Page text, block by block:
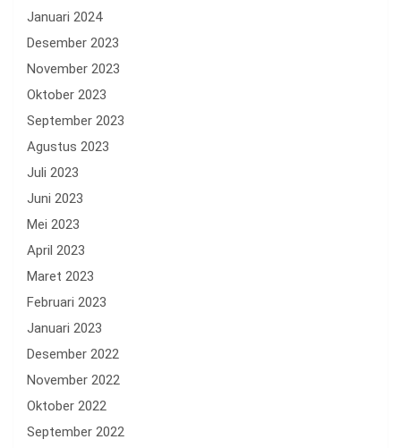
Januari 2024
Desember 2023
November 2023
Oktober 2023
September 2023
Agustus 2023
Juli 2023
Juni 2023
Mei 2023
April 2023
Maret 2023
Februari 2023
Januari 2023
Desember 2022
November 2022
Oktober 2022
September 2022